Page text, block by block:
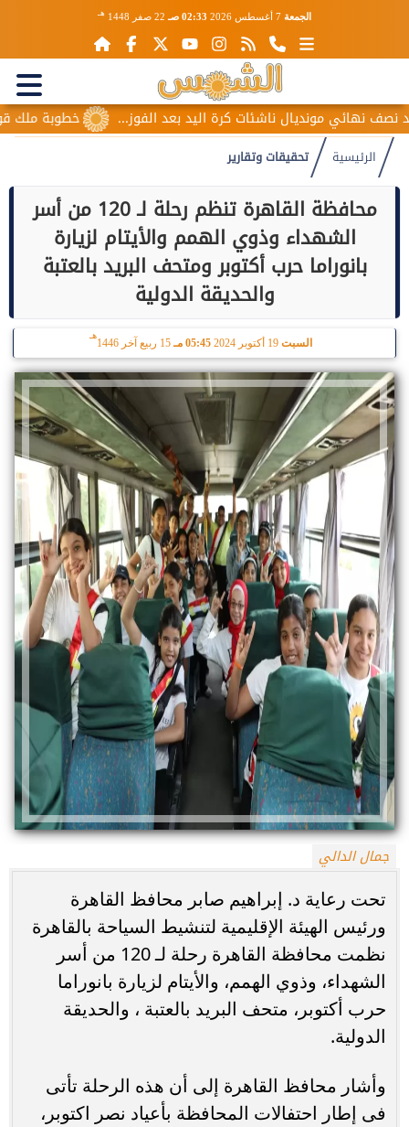
الجمعة 02:33 صـ 22 صفر 1448 هـ
خطوبة ملك قورة ويوسف ناشئات كرة اليد بعد الفوز...
الرئيسية تحقيقات وتقارير
محافظة القاهرة تنظم رحلة لـ 120 من أسر
الشهداء وذوي الهمم والأيتام لزيارة
بانوراما حرب أكتوبر ومتحف البريد بالعتبة
والحديقة الدولية
السبت 05:45 مـ 15 ربيع آخر 1446
هـ
جمال الدالي
تحت رعاية د. إبراهيم صابر محافظ القاهرة
ورئيس الهيئة الإقليمية لتنشيط السياحة بالقاهرة
نظمت محافظة القاهرة رحلة لـ 120 من أسر
الشهداء، وذوي الهمم، والأيتام لزيارة بانوراما
حرب أكتوبر، متحف البريد بالعتبة ، والحديقة
الدولية.
وأشار محافظ القاهرة إلى أن هذه الرحلة تأتى
فى إطار احتفالات المحافظة بأعياد نصر اكتوبر،